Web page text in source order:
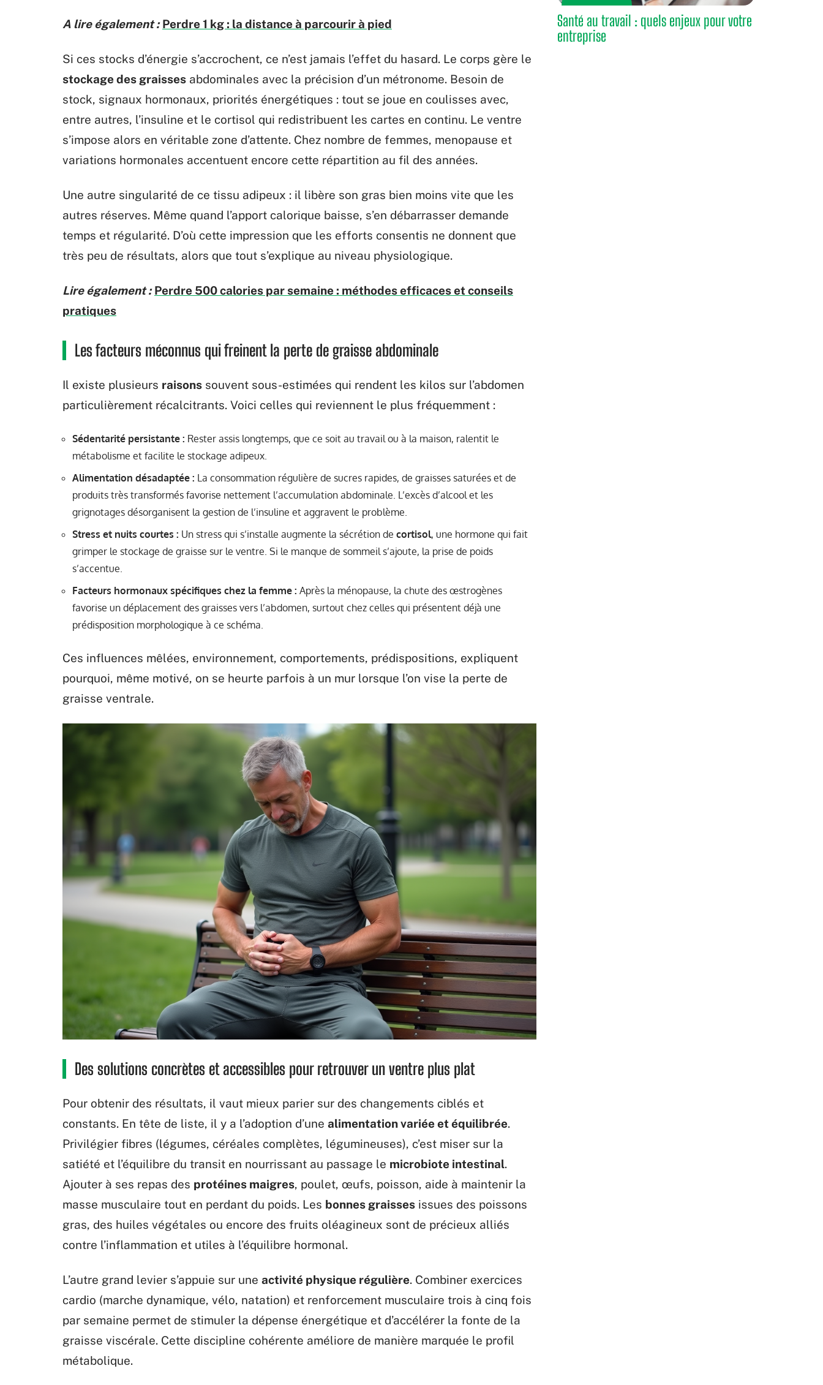
A lire également : Perdre 1 kg : la distance à parcourir à pied
Si ces stocks d’énergie s’accrochent, ce n’est jamais l’effet du hasard. Le corps gère le
stockage des graisses abdominales avec la précision d’un métronome. Besoin de
stock, signaux hormonaux, priorités énergétiques : tout se joue en coulisses avec,
entre autres, l’insuline et le cortisol qui redistribuent les cartes en continu. Le ventre
s’impose alors en véritable zone d’attente. Chez nombre de femmes, menopause et
variations hormonales accentuent encore cette répartition au fil des années.
Une autre singularité de ce tissu adipeux : il libère son gras bien moins vite que les
autres réserves. Même quand l’apport calorique baisse, s’en débarrasser demande
temps et régularité. D’où cette impression que les efforts consentis ne donnent que
très peu de résultats, alors que tout s’explique au niveau physiologique.
Lire également : Perdre 500 calories par semaine : méthodes efficaces et conseils
pratiques
Les facteurs méconnus qui freinent la perte de graisse abdominale
Il existe plusieurs raisons souvent sous-estimées qui rendent les kilos sur l’abdomen
particulièrement récalcitrants. Voici celles qui reviennent le plus fréquemment :
Sédentarité persistante : Rester assis longtemps, que ce soit au travail ou à la maison, ralentit le
métabolisme et facilite le stockage adipeux.
Alimentation désadaptée : La consommation régulière de sucres rapides, de graisses saturées et de
produits très transformés favorise nettement l’accumulation abdominale. L’excès d’alcool et les
grignotages désorganisent la gestion de l’insuline et aggravent le problème.
Stress et nuits courtes : Un stress qui s’installe augmente la sécrétion de cortisol, une hormone qui fait
grimper le stockage de graisse sur le ventre. Si le manque de sommeil s’ajoute, la prise de poids
s’accentue.
Facteurs hormonaux spécifiques chez la femme : Après la ménopause, la chute des œstrogènes
favorise un déplacement des graisses vers l’abdomen, surtout chez celles qui présentent déjà une
prédisposition morphologique à ce schéma.
Ces influences mêlées, environnement, comportements, prédispositions, expliquent
pourquoi, même motivé, on se heurte parfois à un mur lorsque l’on vise la perte de
graisse ventrale.
Des solutions concrètes et accessibles pour retrouver un ventre plus plat
Pour obtenir des résultats, il vaut mieux parier sur des changements ciblés et
constants. En tête de liste, il y a l’adoption d’une alimentation variée et équilibrée.
Privilégier fibres (légumes, céréales complètes, légumineuses), c’est miser sur la
satiété et l’équilibre du transit en nourrissant au passage le microbiote intestinal.
Ajouter à ses repas des protéines maigres, poulet, œufs, poisson, aide à maintenir la
masse musculaire tout en perdant du poids. Les bonnes graisses issues des poissons
gras, des huiles végétales ou encore des fruits oléagineux sont de précieux alliés
contre l’inflammation et utiles à l’équilibre hormonal.
L’autre grand levier s’appuie sur une activité physique régulière. Combiner exercices
cardio (marche dynamique, vélo, natation) et renforcement musculaire trois à cinq fois
par semaine permet de stimuler la dépense énergétique et d’accélérer la fonte de la
graisse viscérale. Cette discipline cohérente améliore de manière marquée le profil
métabolique.
Santé au travail : quels enjeux pour votre
entreprise